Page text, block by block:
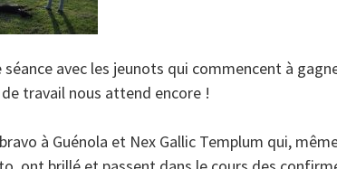
séance avec les jeunots qui commencent à
travail nous attend encore !
à Guénola et Nex Gallic Templum qui,